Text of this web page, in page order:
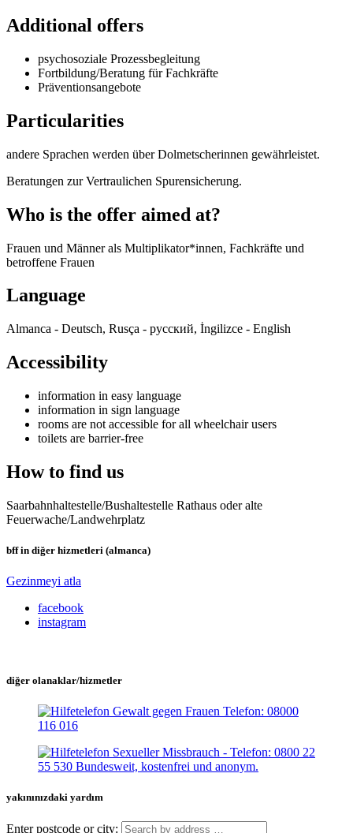
Additional offers
psychosoziale Prozessbegleitung
Fortbildung/Beratung für Fachkräfte
Präventionsangebote
Particularities
andere Sprachen werden über Dolmetscherinnen gewährleistet.
Beratungen zur Vertraulichen Spurensicherung.
Who is the offer aimed at?
Frauen und Männer als Multiplikator*innen, Fachkräfte und
betroffene Frauen
Language
Almanca - Deutsch, Rusça - русский, İngilizce - English
Accessibility
information in easy language
information in sign language
rooms are not accessible for all wheelchair users
toilets are barrier-free
How to find us
Saarbahnhaltestelle/Bushaltestelle Rathaus oder alte
Feuerwache/Landwehrplatz
bff in diğer hizmetleri (almanca)
Gezinmeyi atla
facebook
instagram
diğer olanaklar/hizmetler
yakınınızdaki yardım
Enter postcode or city: